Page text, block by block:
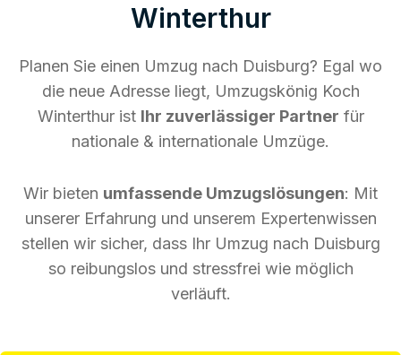
Winterthur
Planen Sie einen Umzug nach Duisburg? Egal wo
die neue Adresse liegt, Umzugskönig Koch
Winterthur ist Ihr zuverlässiger Partner für
nationale & internationale Umzüge.
Wir bieten umfassende Umzugslösungen: Mit
unserer Erfahrung und unserem Expertenwissen
stellen wir sicher, dass Ihr Umzug nach Duisburg
so reibungslos und stressfrei wie möglich
verläuft.